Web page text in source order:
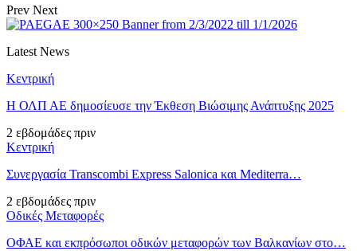
Prev Next
Latest News
Κεντρική
Η ΟΛΠ ΑΕ δημοσίευσε την Έκθεση Βιώσιμης Ανάπτυξης 2025
2 εβδομάδες πριν
Κεντρική
Συνεργασία Transcombi Express Salonica και Mediterra…
2 εβδομάδες πριν
Οδικές Μεταφορές
ΟΦΑΕ και εκπρόσωποι οδικών μεταφορών των Βαλκανίων στο…